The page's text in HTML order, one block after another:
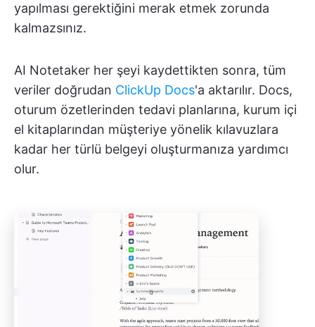
yapılması gerektiğini merak etmek zorunda
kalmazsınız.
AI Notetaker her şeyi kaydettikten sonra, tüm
veriler doğrudan ClickUp Docs'a aktarılır. Docs,
oturum özetlerinden tedavi planlarına, kurum içi
el kitaplarından müşteriye yönelik kılavuzlara
kadar her türlü belgeyi oluşturmanıza yardımcı
olur.